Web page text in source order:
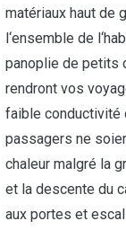
matériaux haut de
l‘ensemble de
panoplie de petits
rendront vos
faible conductivité
passagers ne
chaleur malgré la
et la descente du
aux portes et